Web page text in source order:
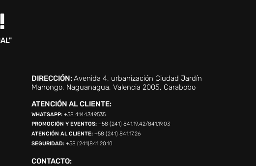
DIRECCIÓN:Avenida 4, urbanización Ciudad Jardín
Mañongo, Naguanagua, Valencia 2005, Carabobo
ATENCIÓN AL CLIENTE:
WHATSAPP: +58 4144349535
PROMOCIÓN Y EVENTOS:+58 (241) 841.19.42/841.19.03
ATENCIÓN AL CLIENTE:+58 (241) 841.17.26
SEGURIDAD:+58 (241)841.20.10
CONTACTO: